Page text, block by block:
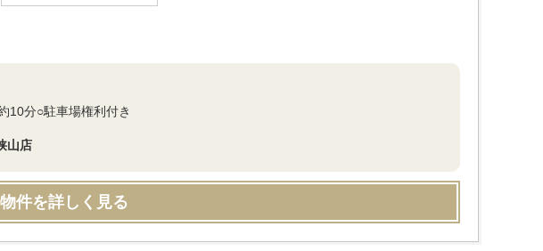
10分○駐車場権利付き
山店
物件を詳しく見る